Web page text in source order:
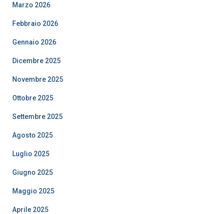
Marzo 2026
Febbraio 2026
Gennaio 2026
Dicembre 2025
Novembre 2025
Ottobre 2025
Settembre 2025
Agosto 2025
Luglio 2025
Giugno 2025
Maggio 2025
Aprile 2025